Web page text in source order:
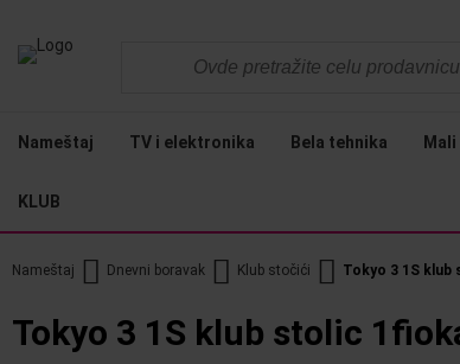
Nameštaj TV i elektronika Bela tehnika
KLUB
Nameštaj Dnevni boravak Klub stočići Tokyo 3 1S klub
Tokyo 3 1S klub stolic